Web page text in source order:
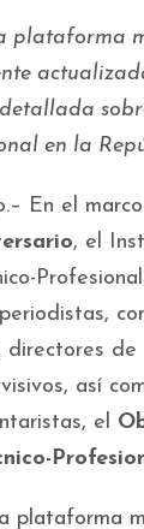
plataforma
en la
En el
, el
Profesional
directores de
así
el
plataforma